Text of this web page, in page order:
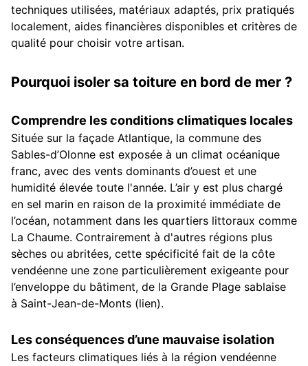
techniques utilisées, matériaux adaptés, prix pratiqués
localement, aides financières disponibles et critères de
qualité pour choisir votre artisan.
Pourquoi isoler sa toiture en bord de mer ?
Comprendre les conditions climatiques locales
Située sur la façade Atlantique, la commune des
Sables-d’Olonne est exposée à un climat océanique
franc, avec des vents dominants d’ouest et une
humidité élevée toute l'année. L’air y est plus chargé
en sel marin en raison de la proximité immédiate de
l’océan, notamment dans les quartiers littoraux comme
La Chaume. Contrairement à d'autres régions plus
sèches ou abritées, cette spécificité fait de la côte
vendéenne une zone particulièrement exigeante pour
l’enveloppe du bâtiment, de la Grande Plage sablaise
à Saint-Jean-de-Monts (lien).
Les conséquences d’une mauvaise isolation
Les facteurs climatiques liés à la région vendéenne